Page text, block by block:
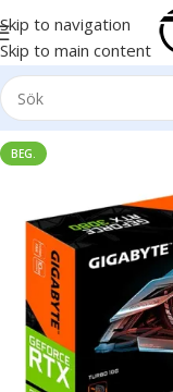
Skip to navigation
Skip to main content
BEG.